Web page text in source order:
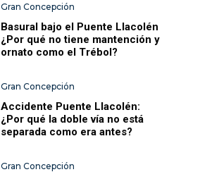
Gran Concepción
Basural bajo el Puente Llacolén
¿Por qué no tiene mantención y
ornato como el Trébol?
Gran Concepción
Accidente Puente Llacolén:
¿Por qué la doble vía no está
separada como era antes?
Gran Concepción